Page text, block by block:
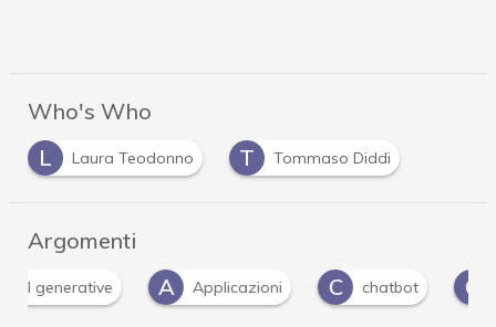
Who's Who
L
Laura Teodonno T Tommaso Diddi
Argomenti
A
Applicazioni C chatbot C ChatGPT